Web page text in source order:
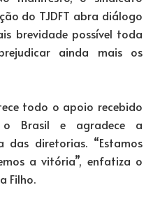
do TJDFT abra diálogo
brevidade possível toda
ainda mais os
todo o apoio recebido
Brasil e agradece a
diretorias. “Estamos
a vitória”, enfatiza o
Filho.